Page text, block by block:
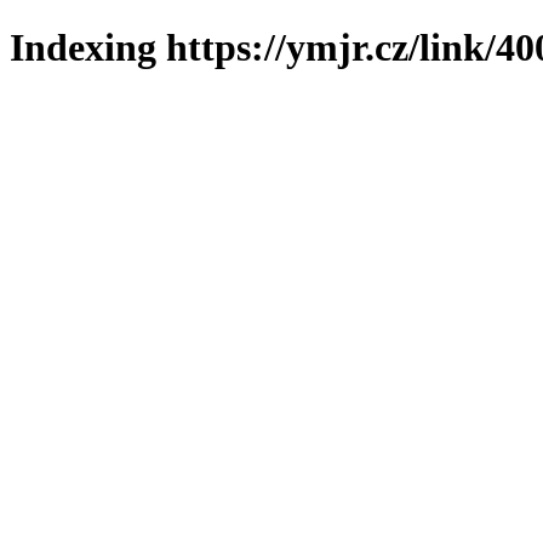
Indexing https://ymjr.cz/link/